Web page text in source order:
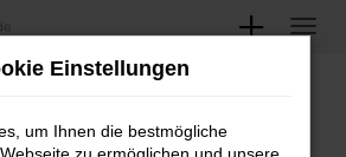
Einstellungen
um Ihnen die bestmögliche